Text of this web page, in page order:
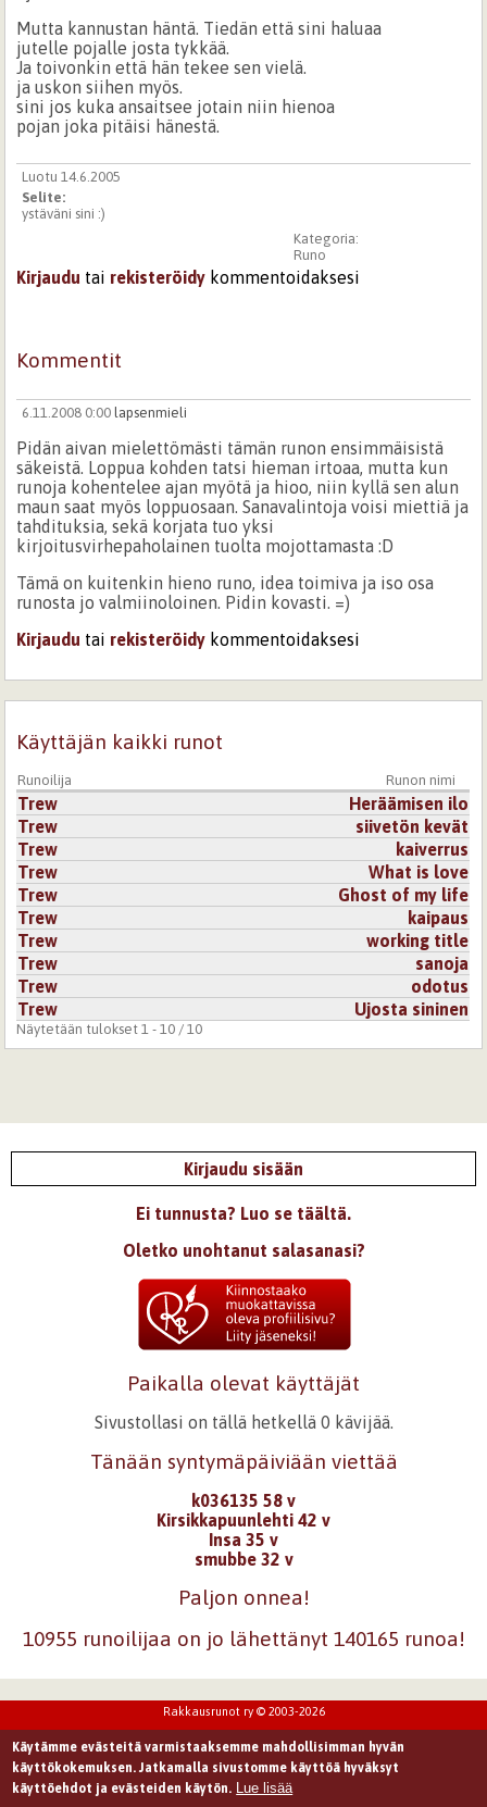
Mutta kannustan häntä. Tiedän että sini haluaa
jutelle pojalle josta tykkää.
Ja toivonkin että hän tekee sen vielä.
ja uskon siihen myös.
sini jos kuka ansaitsee jotain niin hienoa
pojan joka pitäisi hänestä.
Luotu 14.6.2005
Selite:
ystäväni sini :)
Kategoria:
Runo
Kirjaudu tai rekisteröidy kommentoidaksesi
Kommentit
6.11.2008 0:00 lapsenmieli
Pidän aivan mielettömästi tämän runon ensimmäisistä
säkeistä. Loppua kohden tatsi hieman irtoaa, mutta kun
runoja kohentelee ajan myötä ja hioo, niin kyllä sen alun
maun saat myös loppuosaan. Sanavalintoja voisi miettiä ja
tahdituksia, sekä korjata tuo yksi
kirjoitusvirhepaholainen tuolta mojottamasta :D
Tämä on kuitenkin hieno runo, idea toimiva ja iso osa
runosta jo valmiinoloinen. Pidin kovasti. =)
Kirjaudu tai rekisteröidy kommentoidaksesi
Käyttäjän kaikki runot
Runoilija Runon nimi
Trew
Heräämisen ilo
Trew
siivetön kevät
Trew
kaiverrus
Trew
What is love
Trew
Ghost of my life
Trew
kaipaus
Trew
working title
Trew
sanoja
Trew
odotus
Trew
Ujosta sininen
Näytetään tulokset 1 - 10 / 10
Kirjaudu sisään
Ei tunnusta? Luo se täältä.
Oletko unohtanut salasanasi?
Paikalla olevat käyttäjät
Sivustollasi on tällä hetkellä 0 kävijää.
Tänään syntymäpäiviään viettää
k036135 58 v
Kirsikkapuunlehti 42 v
Insa 35 v
smubbe 32 v
Paljon onnea!
10955 runoilijaa on jo lähettänyt 140165 runoa!
Rakkausrunot ry © 2003-2026
Käytämme evästeitä varmistaaksemme mahdollisimman hyvän
käyttökokemuksen. Jatkamalla sivustomme käyttöä hyväksyt
käyttöehdot ja evästeiden käytön. Lue lisää